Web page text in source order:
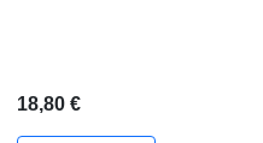
18,80 €